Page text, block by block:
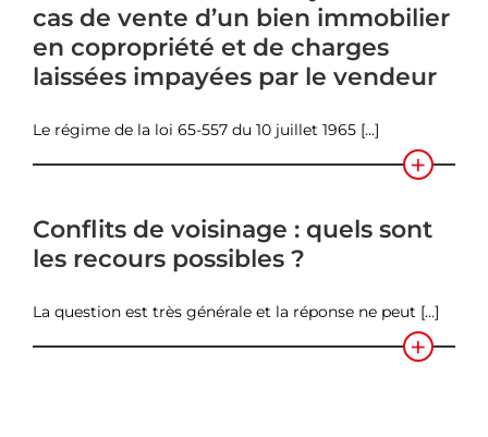
cas de vente d’un bien immobilier
en copropriété et de charges
laissées impayées par le vendeur
Le régime de la loi 65-557 du 10 juillet 1965 [...]
Conflits de voisinage : quels sont
les recours possibles ?
La question est très générale et la réponse ne peut [...]